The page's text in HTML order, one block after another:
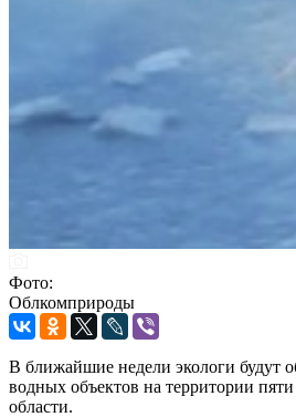
Фото:
Облкомприроды
В ближайшие недели экологи будут
водных объектов на территории
области.